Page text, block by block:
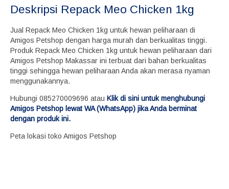
Deskripsi Repack Meo Chicken 1kg
Jual Repack Meo Chicken 1kg untuk hewan peliharaan di
Amigos Petshop dengan harga murah dan berkualitas tinggi.
Produk Repack Meo Chicken 1kg untuk hewan peliharaan dari
Amigos Petshop Makassar ini terbuat dari bahan berkualitas
tinggi sehingga hewan peliharaan Anda akan merasa nyaman
menggunakannya.
Hubungi 085270009696 atau Klik di sini untuk menghubungi
Amigos Petshop lewat WA (WhatsApp) jika Anda berminat
dengan produk ini.
Peta lokasi toko Amigos Petshop